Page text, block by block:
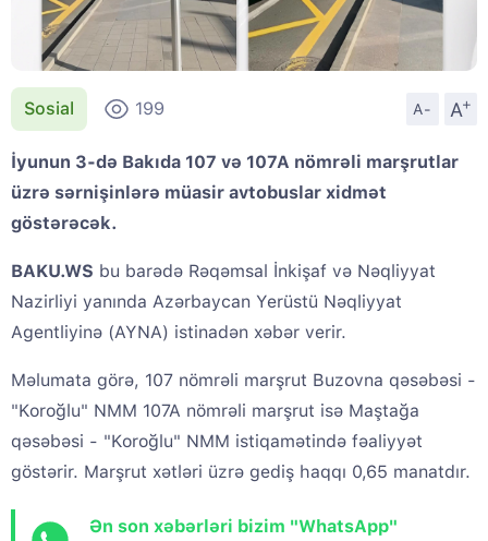
Sosial 199 A- A
+
İyunun 3-də Bakıda 107 və 107A nömrəli marşrutlar
üzrə sərnişinlərə müasir avtobuslar xidmət
göstərəcək.
BAKU.WS bu barədə Rəqəmsal İnkişaf və Nəqliyyat
Nazirliyi yanında Azərbaycan Yerüstü Nəqliyyat
Agentliyinə (AYNA) istinadən xəbər verir.
Məlumata görə, 107 nömrəli marşrut Buzovna qəsəbəsi -
"Koroğlu" NMM 107A nömrəli marşrut isə Maştağa
qəsəbəsi - "Koroğlu" NMM istiqamətində fəaliyyət
göstərir. Marşrut xətləri üzrə gediş haqqı 0,65 manatdır.
Ən son xəbərləri bizim "WhatsApp"